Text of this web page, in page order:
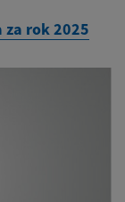
za rok 2025